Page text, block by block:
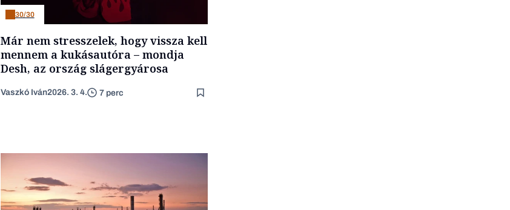
30/30
Már nem stresszelek, hogy vissza kell
mennem a kukásautóra – mondja
Desh, az ország slágergyárosa
Vaszkó Iván2026. 3. 4. 7 perc